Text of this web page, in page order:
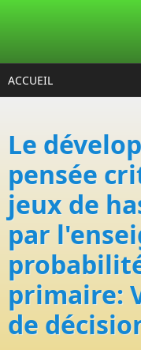
ACCUEIL
Le
pensée
jeux de
par
primaire:
de